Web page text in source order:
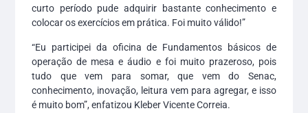
curto período pude adquirir bastante conhecimento e
colocar os exercícios em prática. Foi muito válido!”
“Eu participei da oficina de Fundamentos básicos de
operação de mesa e áudio e foi muito prazeroso, pois
tudo que vem para somar, que vem do Senac,
conhecimento, inovação, leitura vem para agregar, e isso
é muito bom”, enfatizou Kleber Vicente Correia.